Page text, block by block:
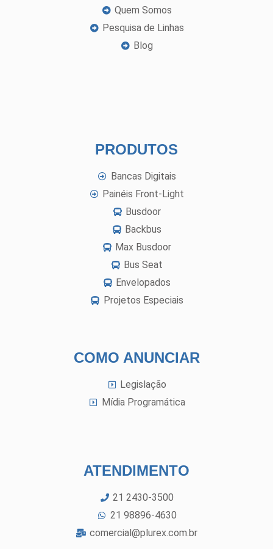
Quem Somos
Pesquisa de Linhas
Blog
PRODUTOS
Bancas Digitais
Painéis Front-Light
Busdoor
Backbus
Max Busdoor
Bus Seat
Envelopados
Projetos Especiais
COMO ANUNCIAR
Legislação
Mídia Programática
ATENDIMENTO
21 2430-3500
21 98896-4630
comercial@plurex.com.br